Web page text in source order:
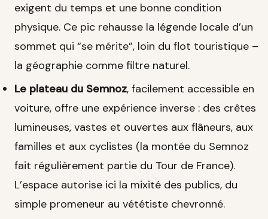
exigent du temps et une bonne condition
physique. Ce pic rehausse la légende locale d’un
sommet qui “se mérite”, loin du flot touristique –
la géographie comme filtre naturel.
Le plateau du Semnoz, facilement accessible en
voiture, offre une expérience inverse : des crêtes
lumineuses, vastes et ouvertes aux flâneurs, aux
familles et aux cyclistes (la montée du Semnoz
fait régulièrement partie du Tour de France).
L’espace autorise ici la mixité des publics, du
simple promeneur au vététiste chevronné.